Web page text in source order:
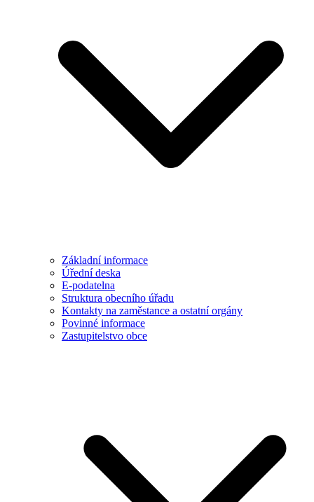
Základní informace
Úřední deska
E-podatelna
Struktura obecního úřadu
Kontakty na zaměstance a ostatní orgány
Povinné informace
Zastupitelstvo obce